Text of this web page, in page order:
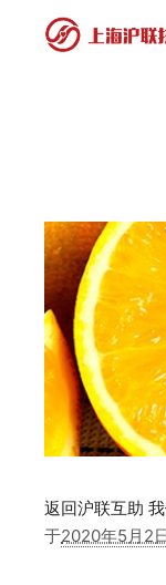
返回沪联互助
于2020年5月2